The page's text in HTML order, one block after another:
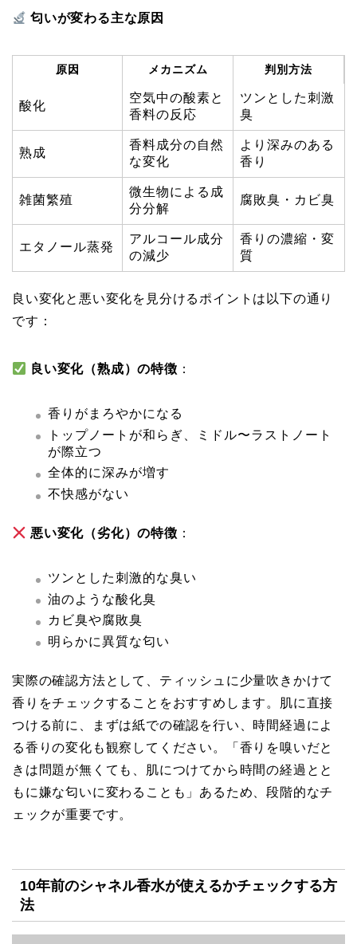
匂いが変わる主な原因
原因 メカニズム 判別方法
酸化
空気中の酸素と
香料の反応
ツンとした刺激
臭
熟成
香料成分の自然
な変化
より深みのある
香り
雑菌繁殖
微生物による成
分分解
腐敗臭・カビ臭
エタノール蒸発
アルコール成分
の減少
香りの濃縮・変
質
良い変化と悪い変化を見分けるポイントは以下の通り
です：
良い変化（熟成）の特徴 ：
香りがまろやかになる
トップノートが和らぎ、ミドル〜ラストノート
が際立つ
全体的に深みが増す
不快感がない
悪い変化（劣化）の特徴 ：
ツンとした刺激的な臭い
油のような酸化臭
カビ臭や腐敗臭
明らかに異質な匂い
実際の確認方法として、ティッシュに少量吹きかけて
香りをチェックすることをおすすめします。肌に直接
つける前に、まずは紙での確認を行い、時間経過によ
る香りの変化も観察してください。「香りを嗅いだと
きは問題が無くても、肌につけてから時間の経過とと
もに嫌な匂いに変わることも」あるため、段階的なチ
ェックが重要です。
10年前のシャネル香水が使えるかチェックする方
法